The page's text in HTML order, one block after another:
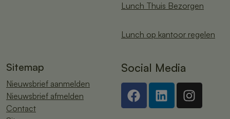
Lunch Thuis Bezorgen
Lunch op kantoor regelen
Sitemap
Nieuwsbrief aanmelden
Nieuwsbrief afmelden
Contact
Social Media